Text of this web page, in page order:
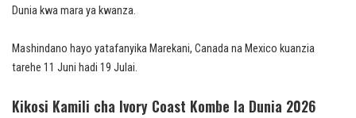
Dunia kwa mara ya kwanza.
Mashindano hayo yatafanyika Marekani, Canada na Mexico kuanzia
tarehe 11 Juni hadi 19 Julai.
Kikosi Kamili cha Ivory Coast Kombe la Dunia 2026